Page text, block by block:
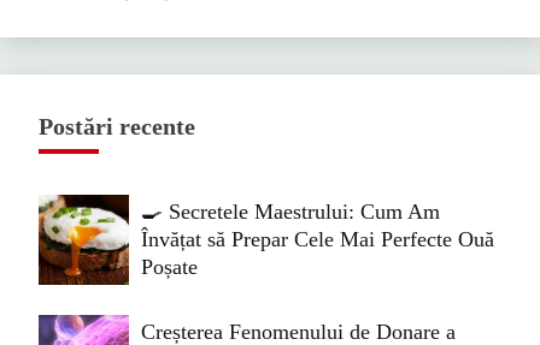
Postări recente
🍳 Secretele Maestrului: Cum Am
Învățat să Prepar Cele Mai Perfecte Ouă
Poșate
Creșterea Fenomenului de Donare a